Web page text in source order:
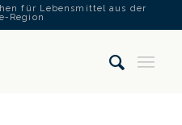
für Lebensmittel aus der
Region